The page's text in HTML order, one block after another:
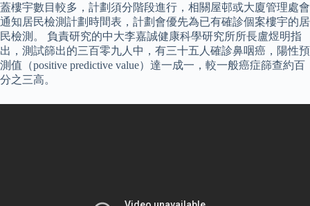
蓋樓宇數目較多，計劃須分階段進行，相關屋邨或大廈管理處會
通知居民檢測計劃時間表，計劃會優先為已有確診個案樓宇的居
民檢測。 負責研究的中大李嘉誠健康科學研究所所長盧煜明指
出，測試篩出的三百零九人中，有三十五人確診鼻咽癌，陽性預
測值（positive predictive value）達一成一，較一般癌症篩查約百
分之三高。